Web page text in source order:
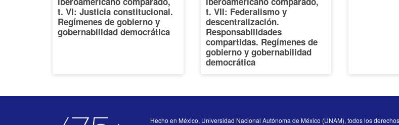
t. VI: Justicia constitucional.
Regímenes de gobierno y
gobernabilidad democrática
t. VII: Federalismo y
descentralización.
Responsabilidades
compartidas. Regímenes de
gobierno y gobernabilidad
democrática
Hecho en México, Universidad Nacional Autónoma de México (UNAM), todos los derechos